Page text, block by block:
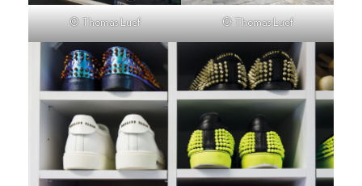
© Thomas Luef © Thomas Luef